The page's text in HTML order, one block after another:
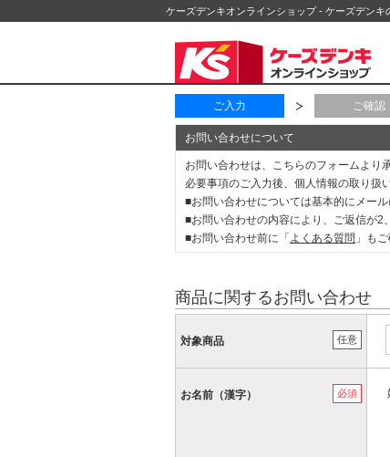
ケーズデンキオンラインショップ - ケーズデンキ
ご入力 ご確認
お問い合わせについて
お問い合わせは、こちらのフォームより
必要事項のご入力後、個人情報の取り扱
■お問い合わせについては基本的にメー
■お問い合わせの内容により、ご返信が2
■お問い合わせ前に「 よくある質問 」も
商品に関するお問い合わせ
任意
対象商品
必須
お名前（漢字）